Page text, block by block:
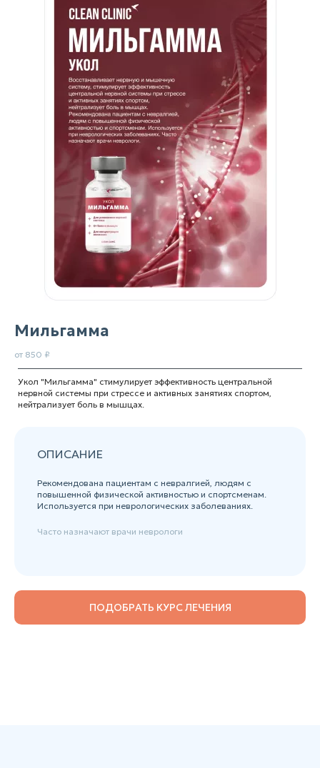
Мильгамма
от 850 ₽
Укол "Мильгамма" стимулирует эффективность центральной
нервной системы при стрессе и активных занятиях спортом,
нейтрализует боль в мышцах.
ОПИСАНИЕ
Рекомендована пациентам с невралгией, людям с
повышенной физической активностью и спортсменам.
Используется при неврологических заболеваниях.
Часто назначают врачи неврологи
ПОДОБРАТЬ КУРС ЛЕЧЕНИЯ